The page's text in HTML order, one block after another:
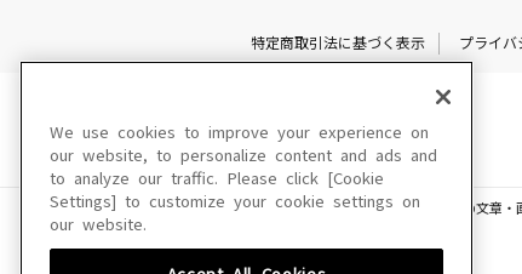
特定商取引法に基づく表示
プライバ
このサイトに掲載されている一切の文章
We use cookies to improve your experience on
our website, to personalize content and ads and
to analyze our traffic. Please click [Cookie
Settings] to customize your cookie settings on
our website.